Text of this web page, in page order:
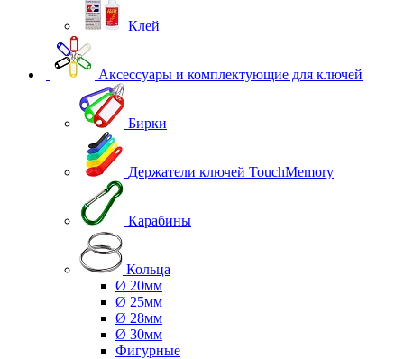
Клей
Аксессуары и комплектующие для ключей
Бирки
Держатели ключей TouchMemory
Карабины
Кольца
Ø 20мм
Ø 25мм
Ø 28мм
Ø 30мм
Фигурные